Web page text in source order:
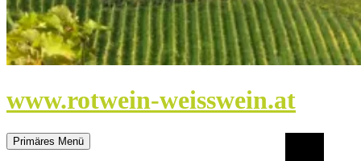
www.rotwein-weisswein.at
Primäres Menü